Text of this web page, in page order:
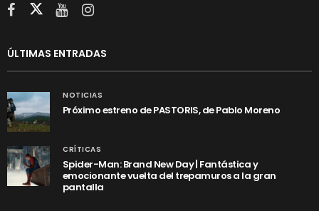
ÚLTIMAS ENTRADAS
NOTICIAS
Próximo estreno de PASTORIS, de Pablo Moreno
CRÍTICAS
Spider-Man: Brand New Day | Fantástica y
emocionante vuelta del trepamuros a la gran
pantalla